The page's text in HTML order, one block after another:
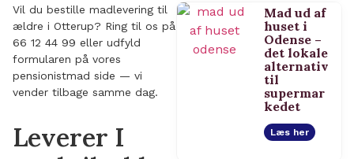
Vil du bestille madlevering til
ældre i Otterup? Ring til os på
66 12 44 99 eller udfyld
formularen på vores
pensionistmad side — vi
vender tilbage samme dag.
Leverer I
Mad ud af
huset i
Odense –
det lokale
alternativ
til
supermar
kedet
Læs her